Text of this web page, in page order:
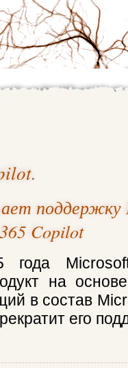
.
Copilot
года
на основе
в состав
его